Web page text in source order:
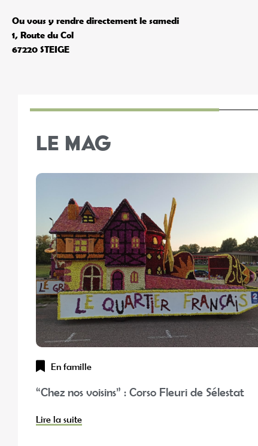
Ou vous y rendre directement le samedi
1, Route du Col
67220 STEIGE
LE MAG
En famille
“Chez nos voisins” : Corso Fleuri de Sélestat
Lire la suite